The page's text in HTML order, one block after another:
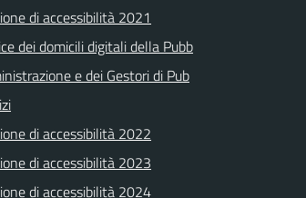
di accessibilità 2021
dei domicili digitali della Pubb
e dei Gestori di Pub
di accessibilità 2022
di accessibilità 2023
di accessibilità 2024